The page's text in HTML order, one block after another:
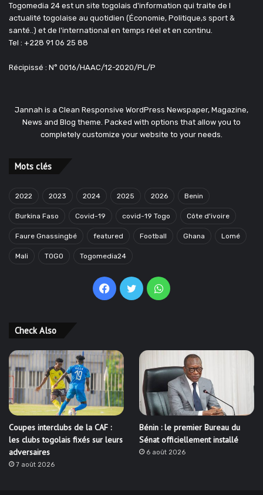
Togomedia 24 est un site togolais d'information qui traite de l
actualité togolaise au quotidien (Économie, Politique,s sport &
santé..) et de l'international en temps réel et en continu.
Tel : +228 91 06 25 88
Récipissé : N° 0016/HAAC/12-2020/PL/P
Jannah is a Clean Responsive WordPress Newspaper, Magazine,
News and Blog theme. Packed with options that allow you to
completely customize your website to your needs.
Mots clés
2022 2023 2024 2025 2026 Benin
Burkina Faso Covid-19 covid-19 Togo Côte d'ivoire
Faure Gnassingbé featured Football Ghana Lomé
Mali TOGO Togomedia24
Facebook
TwitterWhatsApp
Check Also
Coupes interclubs de la CAF :
les clubs togolais fixés sur leurs
adversaires
7 août 2026
Bénin : le premier Bureau du
Sénat officiellement installé
6 août 2026